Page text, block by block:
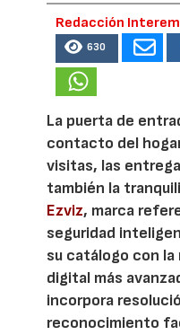
Redacción
630
La puerta de
contacto del
visitas, las
también la
Ezviz, marca
seguridad
su catálogo con la
digital más
incorpora
reconocimiento